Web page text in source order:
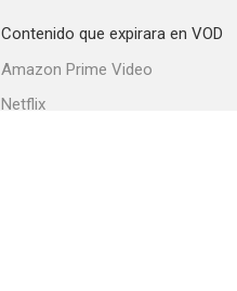
Contenido que expirara en VOD
Amazon Prime Video
Netflix